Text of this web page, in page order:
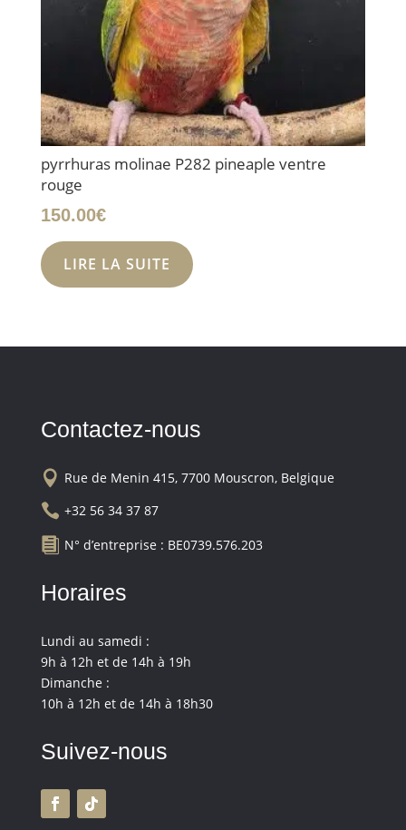
pyrrhuras molinae P282 pineaple ventre
rouge
150.00€
LIRE LA SUITE
Contactez-nous
 Rue de Menin 415, 7700 Mouscron, Belgique
 +32 56 34 37 87
 N° d’entreprise : BE0739.576.203
Horaires
Lundi au samedi :
9h à 12h et de 14h à 19h
Dimanche :
10h à 12h et de 14h à 18h30
Suivez-nous